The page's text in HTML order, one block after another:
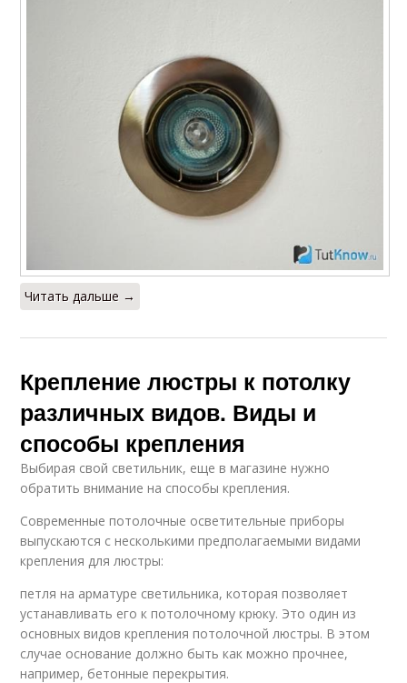
Читать дальше →
Крепление люстры к потолку
различных видов. Виды и
способы крепления
Выбирая свой светильник, еще в магазине нужно
обратить внимание на способы крепления.
Современные потолочные осветительные приборы
выпускаются с несколькими предполагаемыми видами
крепления для люстры:
петля на арматуре светильника, которая позволяет
устанавливать его к потолочному крюку. Это один из
основных видов крепления потолочной люстры. В этом
случае основание должно быть как можно прочнее,
например, бетонные перекрытия.